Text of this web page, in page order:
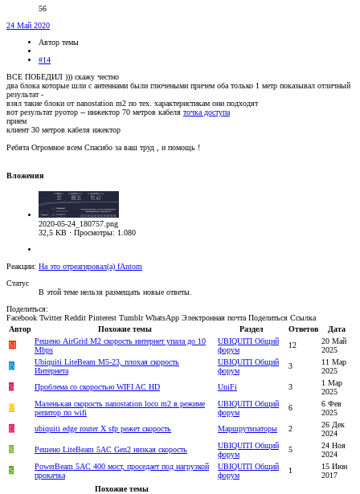
56
24 Май 2020
Автор темы
#14
ВСЕ ПОБЕДИЛ ))) скажу честно
два блока которые шли с антеннами были глючеными причем оба только 1 метр показывал отличный
результат -
взял такие блоки от nanostation m2 по тех. характеристикам они подходят
вот результат руотор -- инжектор 70 метров кабеля точка доступа
прием
клиент 30 метров кабеля ижектор
Ребята Огромное всем Спасибо за ваш труд , и помощь !
Вложения
2020-05-24_180757.png
32,5 KB · Просмотры: 1.080
Реакции: На это отреагировал(а) fAntom
Статус
В этой теме нельзя размещать новые ответы.
Поделиться:
Facebook Twitter Reddit Pinterest Tumblr WhatsApp Электронная почта Поделиться Ссылка
Автор
Похожие темы Раздел Ответов
Дата
M
Решено AirGrid M2 скорость интернет упала до 10
Mbps
UBIQUITI Общий
форум
12
20 Май
2025
B
Ubiquiti LiteBeam M5-23, плохая скорость
Интернета
UBIQUITI Общий
форум
3
11 Мар
2025
S
Проблема со скоростью WIFI AC HD UniFi 3
1 Мар
2025
A
Маленькая скорость nanostation loco m2 в режиме
репитор по wifi
UBIQUITI Общий
форум
6
6 Фев
2025
D
ubiquiti edge router X sfp режет скорость Маршрутизаторы 2
26 Дек
2024
S
Решено LiteBeam 5AC Gen2 низкая скорость
UBIQUITI Общий
форум
5
24 Ноя
2024
S
PowerBeam 5AC 400 мост, проседает под нагрузкой
прокачка
UBIQUITI Общий
форум
1
15 Июн
2017
Похожие темы